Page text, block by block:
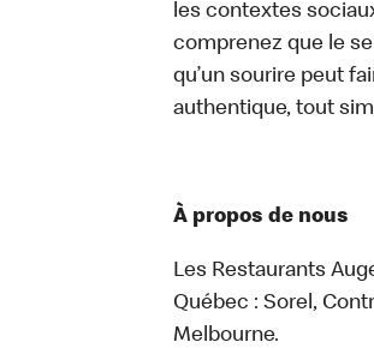
les contextes
comprenez que le
qu’un sourire peut
authentique, tout
À propos de nous
Les Restaurants
Québec : Sorel,
Melbourne.